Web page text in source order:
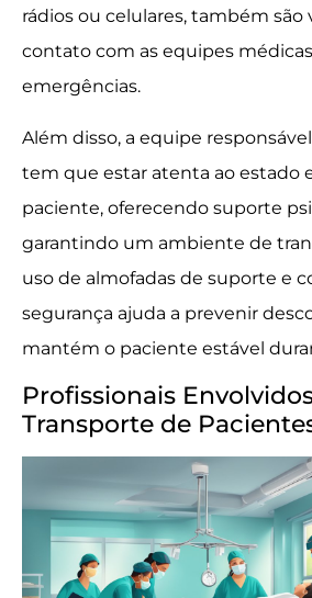
rádios ou celulares, também são
contato com as equipes
emergências.
Além disso, a equipe
tem que estar atenta ao estado
paciente, oferecendo suporte
garantindo um ambiente de
uso de almofadas de suporte e
segurança ajuda a prevenir
mantém o paciente estável
Profissionais
Transporte de